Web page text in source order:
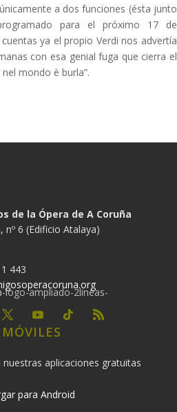
a dos funciones (ésta junto
para el próximo 17 de
ya el propio Verdi nos advertía
con esa genial fuga que cierra el
mondo è burla”.
de la Ópera de A Coruña
6 (Edificio Atalaya)
443
aplicaciones gratuitas
para Android